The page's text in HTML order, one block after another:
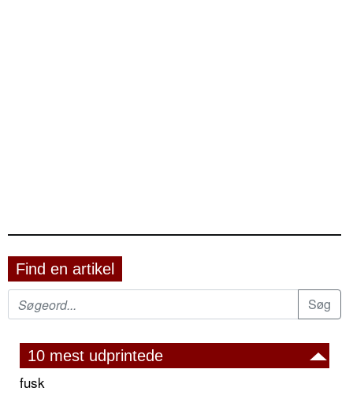
Find en artikel
10 mest udprintede
fusk